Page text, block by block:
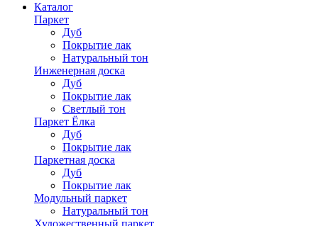
Каталог
Паркет
Дуб
Покрытие лак
Натуральный тон
Инженерная доска
Дуб
Покрытие лак
Светлый тон
Паркет Ёлка
Дуб
Покрытие лак
Паркетная доска
Дуб
Покрытие лак
Модульный паркет
Натуральный тон
Художественный паркет